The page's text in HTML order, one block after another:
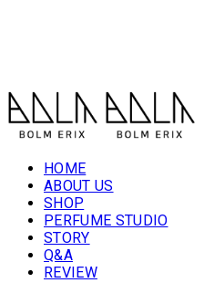
HOME
ABOUT US
SHOP
PERFUME STUDIO
STORY
Q&A
REVIEW